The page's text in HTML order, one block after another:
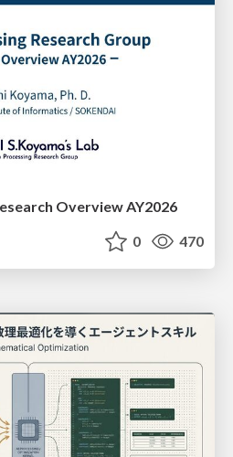
Overview AY2026
0 470